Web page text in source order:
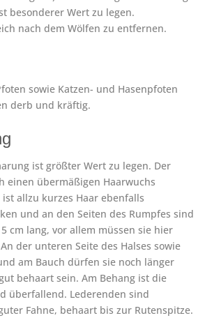
besonderer Wert zu legen.
nach dem Wölfen zu entfernen.
sowie Katzen- und Hasenpfoten
derb und kräftig.
ist größter Wert zu legen. Der
einen übermäßigen Haarwuchs
allzu kurzes Haar ebenfalls
und an den Seiten des Rumpfes sind
cm lang, vor allem müssen sie hier
der unteren Seite des Halses sowie
am Bauch dürfen sie noch länger
behaart sein. Am Behang ist die
überfallend. Lederenden sind
Fahne, behaart bis zur Rutenspitze.